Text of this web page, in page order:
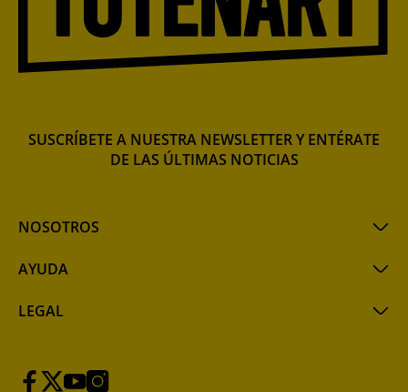
NOSOTROS
AYUDA
LEGAL
SUSCRÍBETE A NUESTRA NEWSLETTER Y ENTÉRATE
DE LAS ÚLTIMAS NOTICIAS